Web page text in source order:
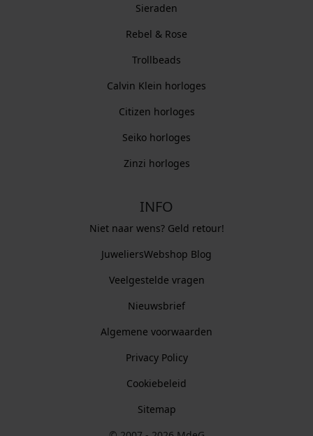
Sieraden
Rebel & Rose
Trollbeads
Calvin Klein horloges
Citizen horloges
Seiko horloges
Zinzi horloges
INFO
Niet naar wens? Geld retour!
JuweliersWebshop Blog
Veelgestelde vragen
Nieuwsbrief
Algemene voorwaarden
Privacy Policy
Cookiebeleid
Sitemap